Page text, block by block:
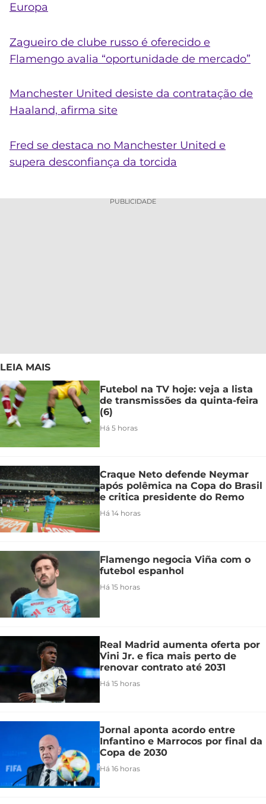
Europa
Zagueiro de clube russo é oferecido e
Flamengo avalia “oportunidade de mercado”
Manchester United desiste da contratação de
Haaland, afirma site
Fred se destaca no Manchester United e
supera desconfiança da torcida
PUBLICIDADE
LEIA MAIS
Futebol na TV hoje: veja a lista
de transmissões da quinta-feira
(6)
Há 5 horas
Craque Neto defende Neymar
após polêmica na Copa do Brasil
e critica presidente do Remo
Há 14 horas
Flamengo negocia Viña com o
futebol espanhol
Há 15 horas
Real Madrid aumenta oferta por
Vini Jr. e fica mais perto de
renovar contrato até 2031
Há 15 horas
Jornal aponta acordo entre
Infantino e Marrocos por final da
Copa de 2030
Há 16 horas